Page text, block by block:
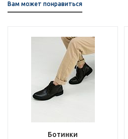
Вам может понравиться
Ботинки